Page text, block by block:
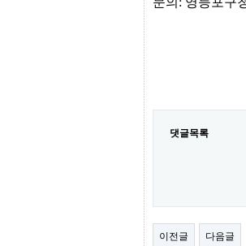
남
럽
DOMCLUB
댓글목록
이전글 다음글